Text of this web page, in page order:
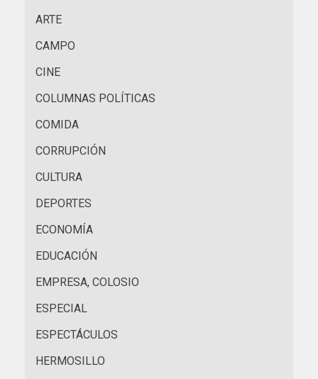
ARTE
CAMPO
CINE
COLUMNAS POLÍTICAS
COMIDA
CORRUPCIÓN
CULTURA
DEPORTES
ECONOMÍA
EDUCACIÓN
EMPRESA, COLOSIO
ESPECIAL
ESPECTÁCULOS
HERMOSILLO